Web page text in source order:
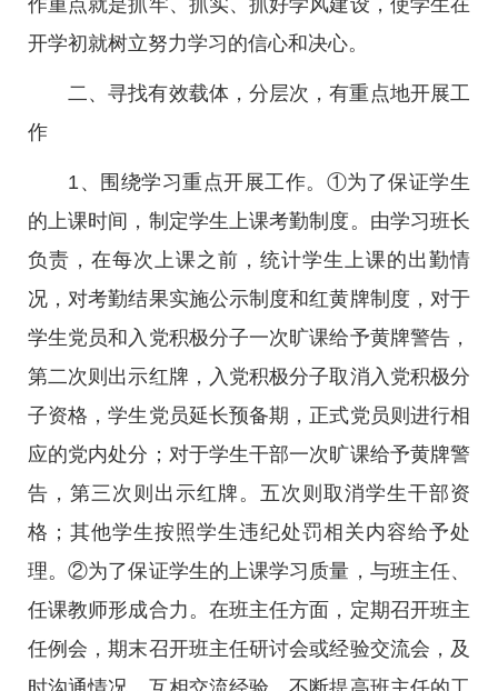
作重点就是抓牢、抓实、抓好学风建设，使学生在
开学初就树立努力学习的信心和决心。
二、寻找有效载体，分层次，有重点地开展工
作
1、围绕学习重点开展工作。①为了保证学生
的上课时间，制定学生上课考勤制度。由学习班长
负责，在每次上课之前，统计学生上课的出勤情
况，对考勤结果实施公示制度和红黄牌制度，对于
学生党员和入党积极分子一次旷课给予黄牌警告，
第二次则出示红牌，入党积极分子取消入党积极分
子资格，学生党员延长预备期，正式党员则进行相
应的党内处分；对于学生干部一次旷课给予黄牌警
告，第三次则出示红牌。五次则取消学生干部资
格；其他学生按照学生违纪处罚相关内容给予处
理。②为了保证学生的上课学习质量，与班主任、
任课教师形成合力。在班主任方面，定期召开班主
任例会，期末召开班主任研讨会或经验交流会，及